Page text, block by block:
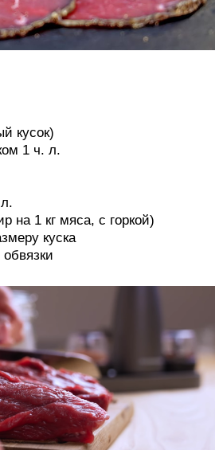
кусок)
1 ч. л.
на 1 кг мяса, с горкой)
куска